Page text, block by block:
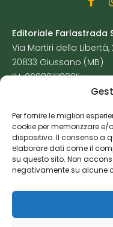
Per fornire le migliori
cookie per memorizzare
dispositivo. Il consenso a
elaborare dati come il
su questo sito. Non
negativamente su alcune
Editoriale Farlastrada
Via Martiri della Libertà,
20833 Giussano (MB)
P.I. 06982770965
Cookie Policy
Risorse Aggiuntive